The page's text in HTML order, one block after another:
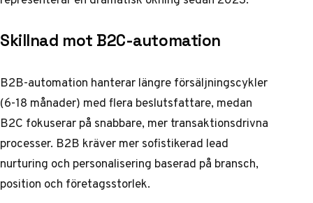
Skillnad mot B2C-automation
B2B-automation hanterar längre försäljningscykler
(6-18 månader) med flera beslutsfattare, medan
B2C fokuserar på snabbare, mer transaktionsdrivna
processer. B2B kräver mer sofistikerad lead
nurturing och personalisering baserad på bransch,
position och företagsstorlek.